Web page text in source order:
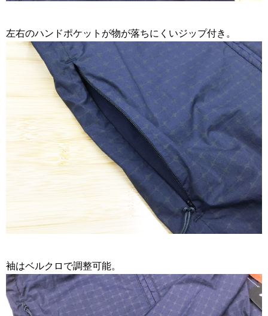
左右のハンドポケットが物が落ちにくいジップ付き。
袖はベルクロで調整可能。